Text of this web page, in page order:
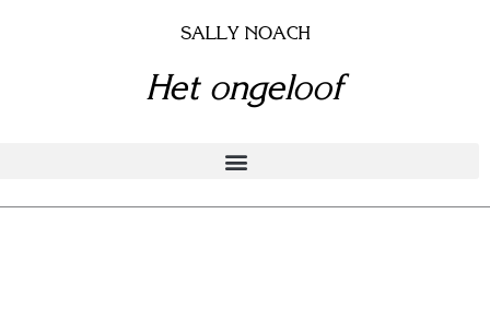
SALLY NOACH
Het ongeloof